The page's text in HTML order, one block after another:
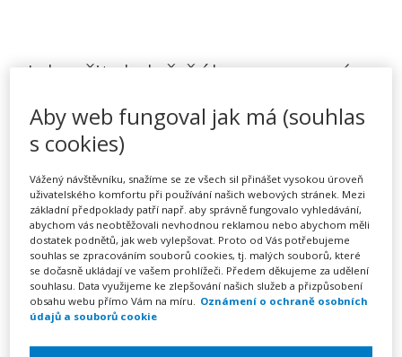
Jak učit, když žák nerozumí –
kurz na klíč
PořádáINFRA, s.r.o.
TERMÍN
na klíč
MÍSTO
Celá ČR
Aby web fungoval jak má (souhlas
s cookies)
Vážený návštěvníku, snažíme se ze všech sil přinášet vysokou úroveň
uživatelského komfortu při používání našich webových stránek. Mezi
základní předpoklady patří např. aby správně fungovalo vyhledávání,
abychom vás neobtěžovali nevhodnou reklamou nebo abychom měli
dostatek podnětů, jak web vylepšovat. Proto od Vás potřebujeme
souhlas se zpracováním souborů cookies, tj. malých souborů, které
se dočasně ukládají ve vašem prohlížeči. Předem děkujeme za udělení
souhlasu. Data využijeme ke zlepšování našich služeb a přizpůsobení
obsahu webu přímo Vám na míru. Oznámení o ochraně osobních
údajů a souborů cookie